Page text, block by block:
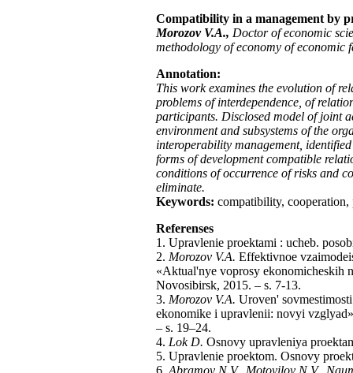
Compatibility in a management by
Morozov V.А., Doctor of economic
methodology of economy of economic
Annotation:
This work examines the evolution of
problems of interdependence, of
participants. Disclosed model of joint
environment and subsystems of the
interoperability management,
forms of development compatible
conditions of occurrence of risks and
eliminate.
Keywords: compatibility,
Referenses
1. Upravlenie proektami : ucheb.
2. Morozov V.A. Effektivnoe
«Aktual'nye voprosy ekonomicheskih
Novosibirsk, 2015. – s. 7-13.
3. Morozov V.A. Uroven'
ekonomike i upravlenii: novyi
– s. 19–24.
4. Lok D. Osnovy upravleniya
5. Upravlenie proektom. Osnovy